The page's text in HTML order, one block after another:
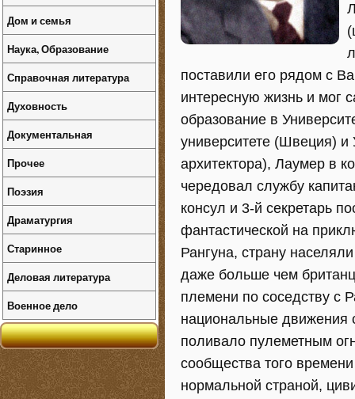
поставили его рядом с
интересную жизнь и мог
образование в
университете (Швеция)
архитектора), Лаумер в
чередовал службу
консул и 3-й секретарь
фантастической на
Рангуна, страну
даже больше чем
племени по соседству с
национальные движения
поливало пулеметным
сообщества того
нормальной страной,
Дом и семья
Наука, Образование
Справочная литература
Духовность
Документальная
Прочее
Поэзия
Драматургия
Старинное
Деловая литература
Военное дело